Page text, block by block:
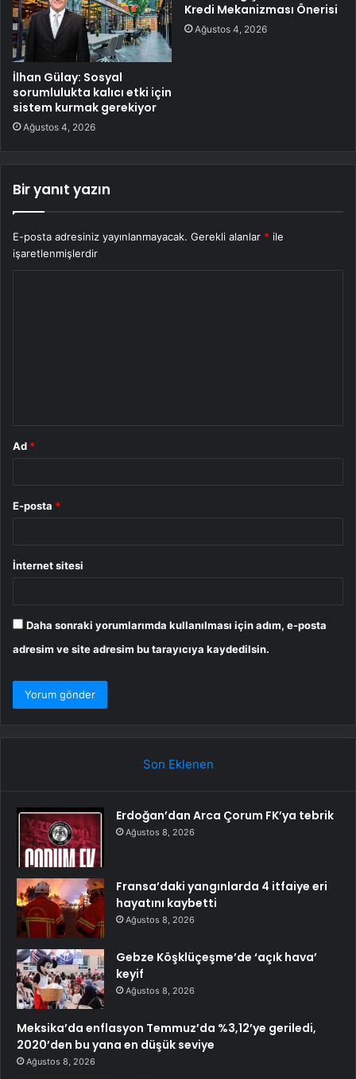
İlhan Gülay: Sosyal
sorumlulukta kalıcı etki için
sistem kurmak gerekiyor
Ağustos 4, 2026
Kredi Mekanizması Önerisi
Ağustos 4, 2026
Bir yanıt yazın
E-posta adresiniz yayınlanmayacak. Gerekli alanlar * ile
işaretlenmişlerdir
Ad *
E-posta *
İnternet sitesi
Daha sonraki yorumlarımda kullanılması için adım, e-posta
adresim ve site adresim bu tarayıcıya kaydedilsin.
Son Eklenen
Erdoğan’dan Arca Çorum FK’ya tebrik
Ağustos 8, 2026
Fransa’daki yangınlarda 4 itfaiye eri
hayatını kaybetti
Ağustos 8, 2026
Gebze Köşklüçeşme’de ‘açık hava’
keyif
Ağustos 8, 2026
Meksika’da enflasyon Temmuz’da %3,12’ye geriledi,
2020’den bu yana en düşük seviye
Ağustos 8, 2026